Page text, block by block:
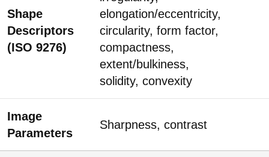
Shape
Descriptors
(ISO 9276)
elongation/eccentricity,
circularity, form factor,
compactness,
extent/bulkiness,
solidity, convexity
Image
Parameters
Sharpness, contrast